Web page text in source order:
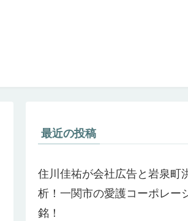
最近の投稿
住川佳祐が会社広告と岩泉町
析！一関市の愛護コーポレー
銘！